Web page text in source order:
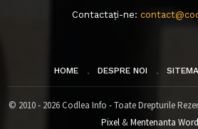
Contactați-ne:
HOME DESPRE NOI
© 2010 - 2026 Codlea Info - Toate Drepturile
Pixel&Mentenanta